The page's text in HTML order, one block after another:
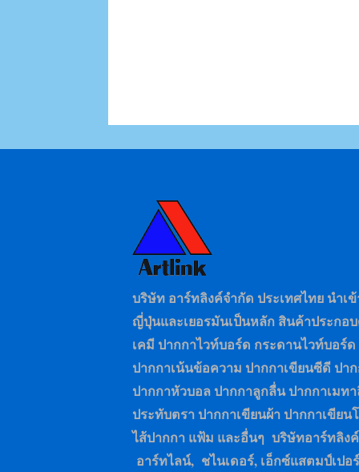
บริษัท อาร์ทลิงค์จำกัด ประเทศไทย นำเ
ญี่ปุ่นและเยอรมันเป็นหลัก สินค้าประกอ
เคมี ปากกาไวท์บอร์ด กระดานไวท์บอร์
ปากกาเน้นข้อความ ปากกาเขียนซีดี
ปากกาหัวบอล ปากกาลูกลื่น ปากกาเม
ประทับตรา ปากกาเขียนผ้า ปากกาเขีย
ไส้ปากกา แฟ้ม และอื่นๆ บริษัทอาร์ทลิง
อาร์ทไลน์, ชไนเดอร์, เอ็กซ์แสตมป์เปอ